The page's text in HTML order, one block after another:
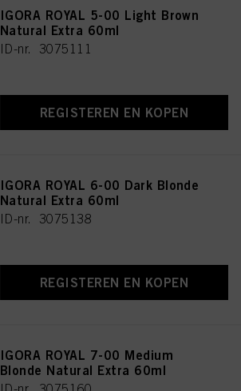
IGORA ROYAL 5-00 Light Brown
Natural Extra 60ml
ID-nr. 3075111
REGISTEREN EN KOPEN
IGORA ROYAL 6-00 Dark Blonde
Natural Extra 60ml
ID-nr. 3075138
REGISTEREN EN KOPEN
IGORA ROYAL 7-00 Medium
Blonde Natural Extra 60ml